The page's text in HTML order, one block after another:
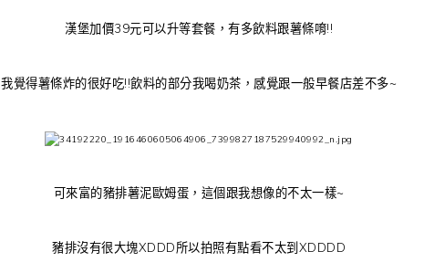
漢堡加價39元可以升等套餐，有多飲料跟薯條唷!!
我覺得薯條炸的很好吃!!飲料的部分我喝奶茶，感覺跟一般早餐店差不多~
可來富的豬排薯泥歐姆蛋，這個跟我想像的不太一樣~
豬排沒有很大塊XDDD所以拍照有點看不太到XDDDD